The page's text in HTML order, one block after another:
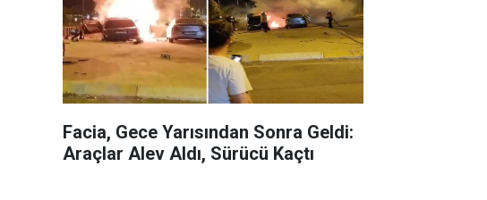
Facia, Gece Yarısından Sonra Geldi:
Araçlar Alev Aldı, Sürücü Kaçtı